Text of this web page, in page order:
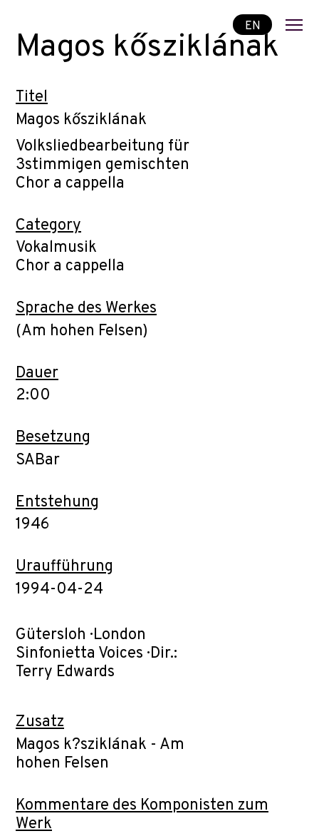
EN
Magos kősziklának
Titel
Magos kősziklának
Volksliedbearbeitung für
3stimmigen gemischten
Chor a cappella
Category
Vokalmusik
Chor a cappella
Sprache des Werkes
(Am hohen Felsen)
Dauer
2:00
Besetzung
SABar
Entstehung
1946
Uraufführung
1994-04-24
Gütersloh · London
Sinfonietta Voices · Dir.:
Terry Edwards
Zusatz
Magos k?sziklának - Am
hohen Felsen
Kommentare des Komponisten zum
Werk